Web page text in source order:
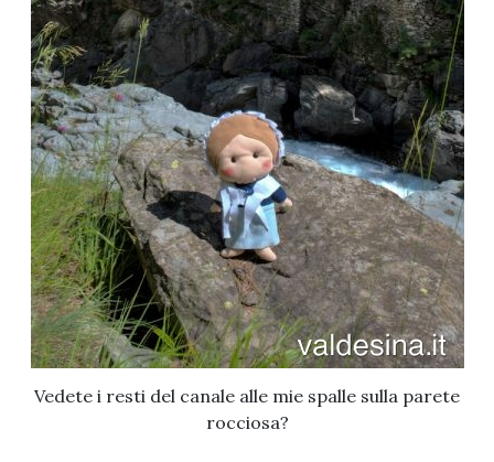
Vedete i resti del canale alle mie spalle sulla parete
rocciosa?